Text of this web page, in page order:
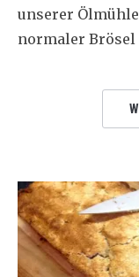
unserer
normaler Brösel